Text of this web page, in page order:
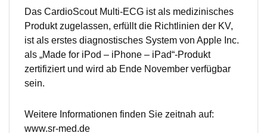
Das CardioScout Multi-ECG ist als medizinisches
Produkt zugelassen, erfüllt die Richtlinien der KV,
ist als erstes diagnostisches System von Apple Inc.
als „Made for iPod – iPhone – iPad“-Produkt
zertifiziert und wird ab Ende November verfügbar
sein.
Weitere Informationen finden Sie zeitnah auf:
www.sr-med.de